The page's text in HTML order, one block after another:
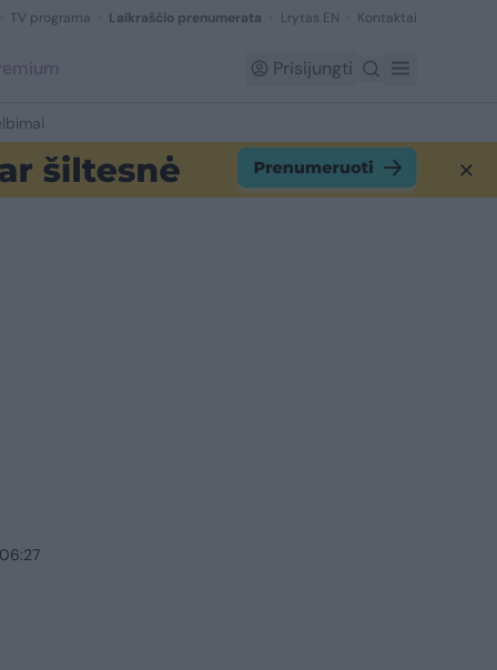
TV programa Laikraščio prenumerata Lrytas EN Kontaktai
Prisijungti